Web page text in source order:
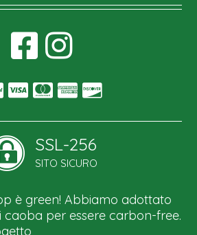
SSL-256
SITO SICURO
è green! Abbiamo adottato
caoba per essere carbon-free.